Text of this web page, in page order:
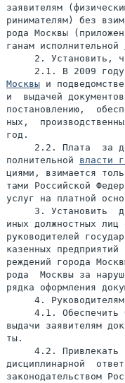
заявителям
ринимателям) без
рода Москвы
ганам исполнительной
2. Установить,
2.1. В 2009
Москвы и
и  выдачей
постановлению,
ных,
год.
2.2. Плата  за
полнительной власти
циями, взимается
тами Российской
услуг на платной
3. Установить
иных должностных лиц
руководителей
казенных
реждений города
рода  Москвы за
рядка оформления
4.
4.1. Обеспечить
выдачи заявителям
ты.
4.2. Привлекать
дисциплинарной
законодательством